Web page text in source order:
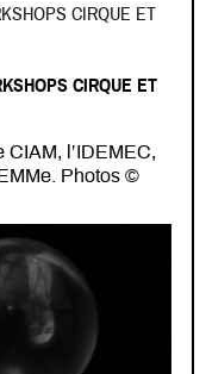
CIRQUE ET
CIRQUE ET
l’IDEMEC,
Photos ©